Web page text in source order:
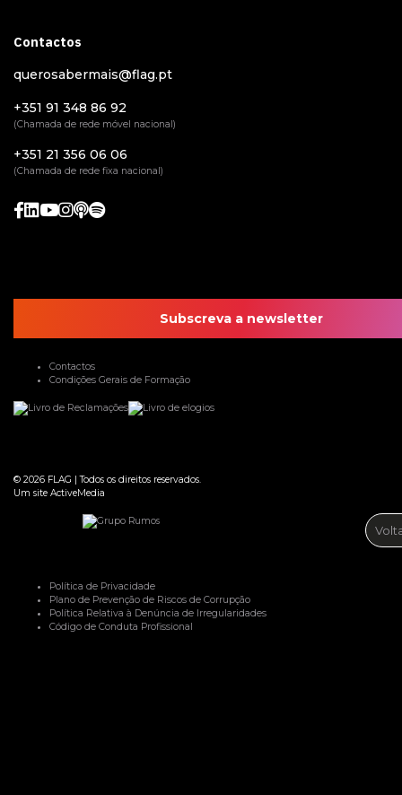
Contactos
querosabermais@flag.pt
+351 91 348 86 92
(Chamada de rede móvel nacional)
+351 21 356 06 06
(Chamada de rede fixa nacional)
Subscreva a newsletter
Contactos
Condições Gerais de Formação
© 2026 FLAG |Todos os direitos reservados.
Um site ActiveMedia
Política de Privacidade
Plano de Prevenção de Riscos de Corrupção
Política Relativa à Denúncia de Irregularidades
Código de Conduta Profissional